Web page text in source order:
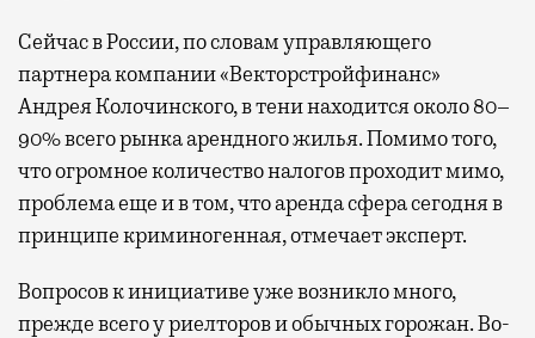
Сейчас в России, по словам управляющего
партнера компании «Векторстройфинанс»
Андрея Колочинского, в тени находится около 80–
90% всего рынка арендного жилья. Помимо того,
что огромное количество налогов проходит мимо,
проблема еще и в том, что аренда сфера сегодня в
принципе криминогенная, отмечает эксперт.
Вопросов к инициативе уже возникло много,
прежде всего у риелторов и обычных горожан. Во-